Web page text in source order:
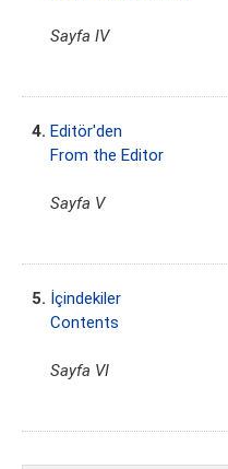
Sayfa IV
4. Editör'den
From the Editor
Sayfa V
5. İçindekiler
Contents
Sayfa VI